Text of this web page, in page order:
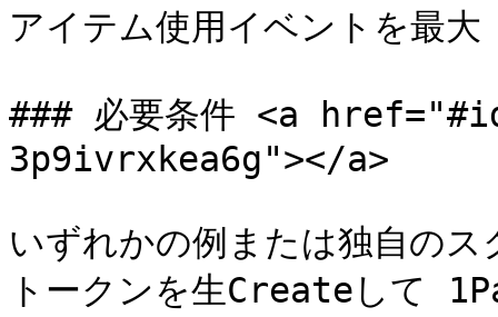
アイテム使用イベ​​ントを最
### 必要条件 <a
3p9ivrxkea6g"></a>
いずれかの例または独自の
トークンを生Createして